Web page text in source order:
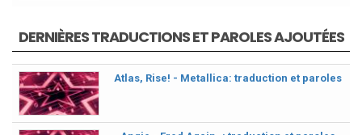
DERNIÈRES TRADUCTIONS ET PAROLES AJOUTÉES
Atlas, Rise! - Metallica: traduction et paroles